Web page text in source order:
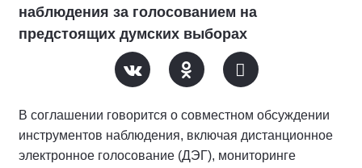
наблюдения за голосованием на
предстоящих думских выборах
В соглашении говорится о совместном обсуждении
инструментов наблюдения, включая дистанционное
электронное голосование (ДЭГ), мониторинге